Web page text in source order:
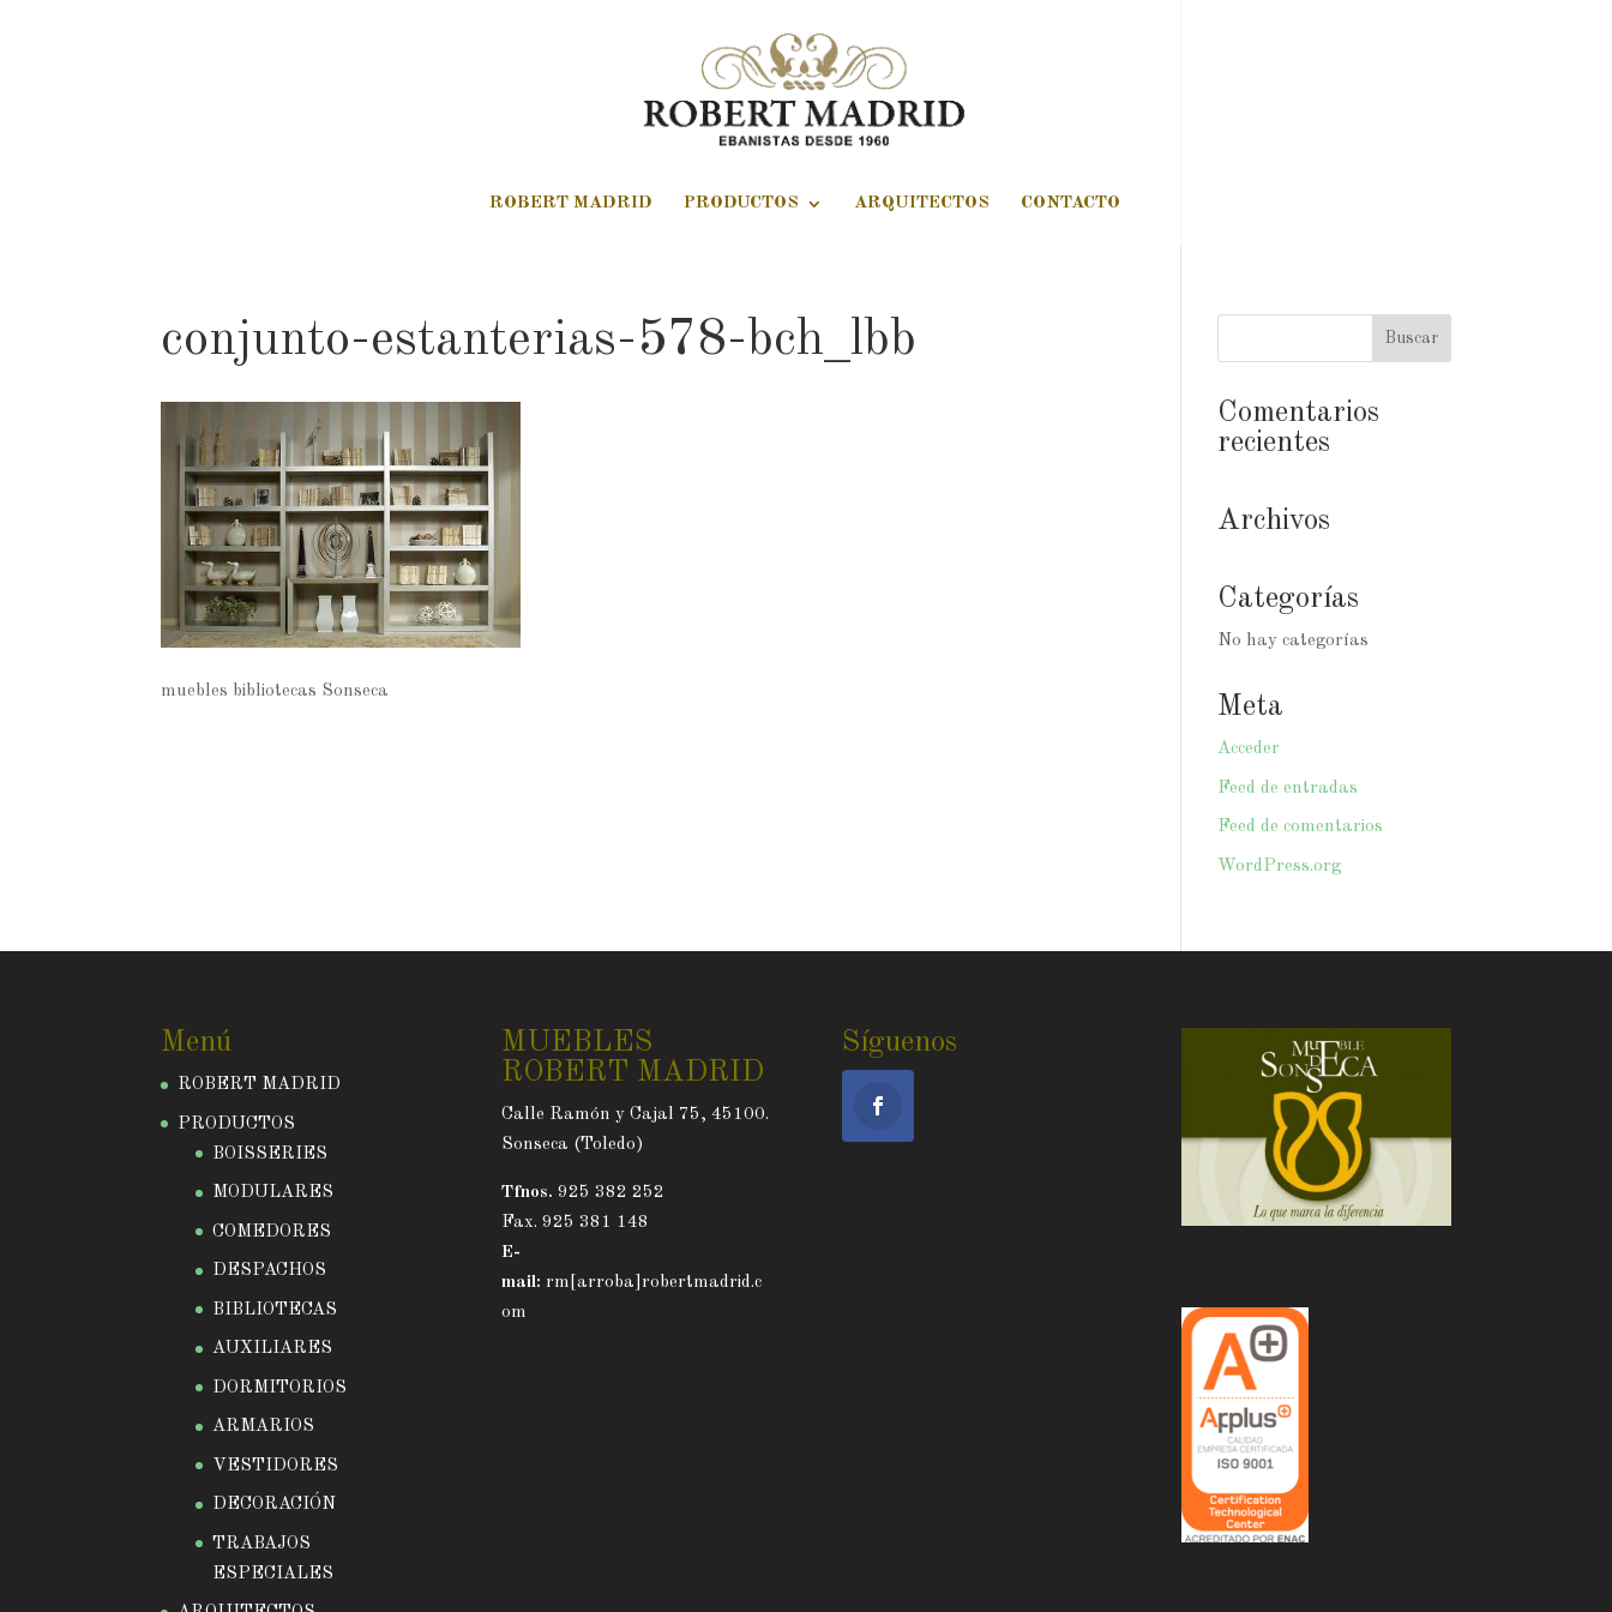
ROBERT MADRID PRODUCTOS ARQUITECTOS CONTACTO
conjunto-estanterias-578-bch_lbb
muebles bibliotecas Sonseca
Comentarios
recientes
Archivos
Categorías
No hay categorías
Meta
Acceder
Feed de entradas
Feed de comentarios
WordPress.org
Menú
ROBERT MADRID
PRODUCTOS
BOISSERIES
MODULARES
COMEDORES
DESPACHOS
BIBLIOTECAS
AUXILIARES
DORMITORIOS
ARMARIOS
VESTIDORES
DECORACIÓN
TRABAJOS
ESPECIALES
MUEBLES
ROBERT MADRID
Calle Ramón y Cajal 75, 45100.
Sonseca (Toledo)
Tfnos. 925 382 252
Fax. 925 381 148
E-
mail: rm[arroba]robertmadrid.c
om
Síguenos